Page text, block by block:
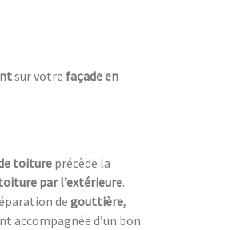
sur votre façade en
toiture précède la
par l’extérieure.
de gouttière,
accompagnée d’un bon